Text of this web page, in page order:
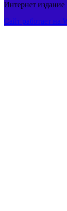
Интернет издание
Сайт работает на